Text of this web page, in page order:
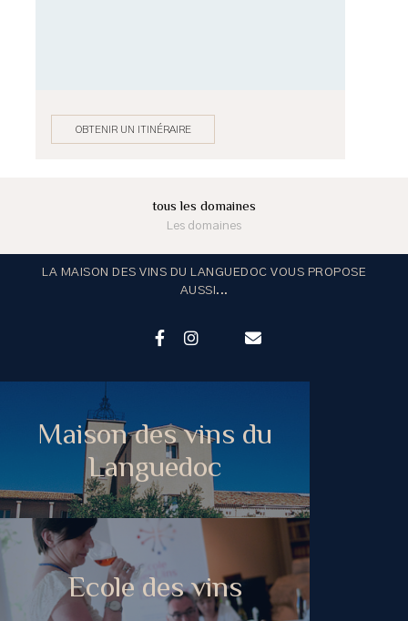
OBTENIR UN ITINÉRAIRE
tous les domaines
Les domaines
LA MAISON DES VINS DU LANGUEDOC VOUS PROPOSE
AUSSI...
Maison des vins du
Languedoc
Ecole des vins